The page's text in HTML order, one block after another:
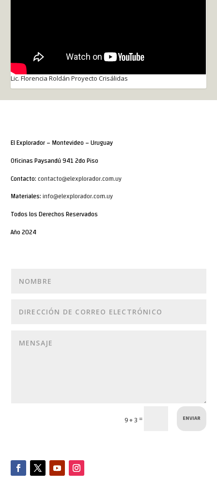
Lic. Florencia Roldán Proyecto Crisálidas
El Explorador – Montevideo – Uruguay
Oficinas Paysandú 941 2do Piso
Contacto:contacto@elexplorador.com.uy
Materiales:info@elexplorador.com.uy
Todos los Derechos Reservados
Año 2024
9 + 3 = ENVIAR